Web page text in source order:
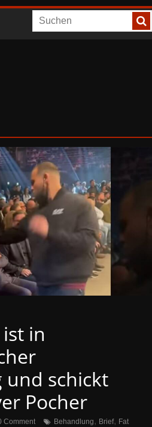
in
und schickt
Pocher
Comment Behandlung, Brief, Fat